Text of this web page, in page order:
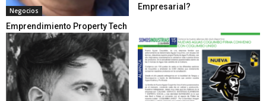
Negocios
Emprendimiento Property Tech
Empresarial?